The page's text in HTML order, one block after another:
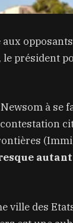
le président
à se
ville des